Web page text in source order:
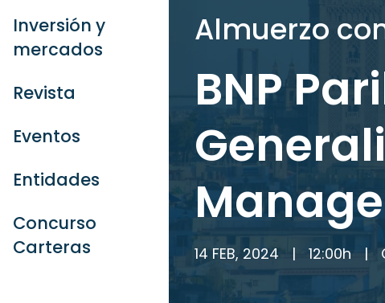
Inversión y
mercados
Revista
Eventos
Entidades
Concurso
Carteras
Almuerzo
BNP
14 FEB, 2024 | 12:00h |